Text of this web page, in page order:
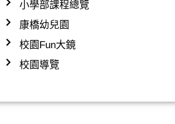
小學部課程總覽
康橋幼兒園
校園Fun大鏡
校園導覽